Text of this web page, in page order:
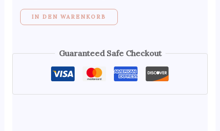
IN DEN WARENKORB
Guaranteed Safe Checkout